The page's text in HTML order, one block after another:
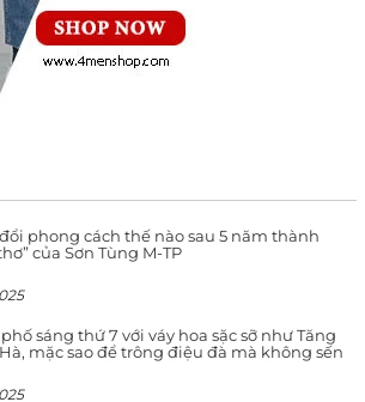
phong cách thế nào sau 5 năm thành
của Sơn Tùng M-TP
sáng thứ 7 với váy hoa sặc sỡ như Tăng
mặc sao để trông điệu đà mà không sến